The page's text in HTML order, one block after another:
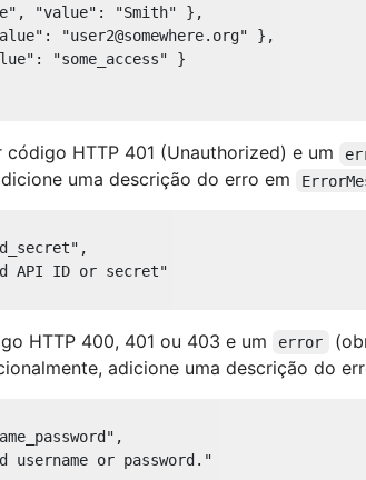
, "value" : "Smith" },
: "user2@somewhere.org" },
: "some_access" }
HTTP 401 (Unauthorized) e um
uma descrição do erro em
,
API ID or secret"
HTTP 400, 401 ou 403 e um error
adicione uma descrição do
,
username or password."